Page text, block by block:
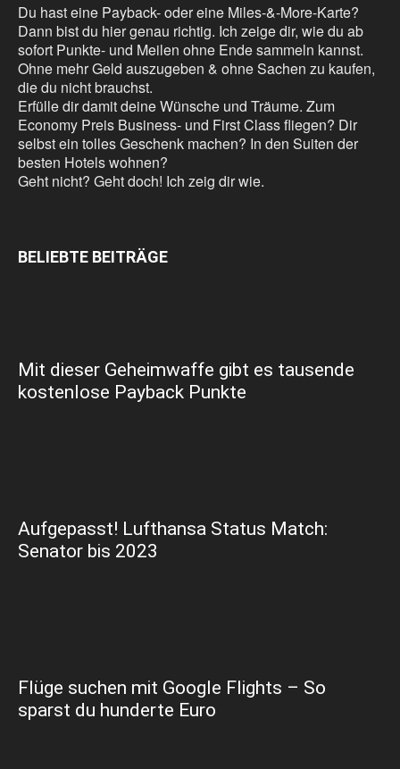
Du hast eine Payback- oder eine Miles-&-More-Karte?
Dann bist du hier genau richtig. Ich zeige dir, wie du ab
sofort Punkte- und Meilen ohne Ende sammeln kannst.
Ohne mehr Geld auszugeben & ohne Sachen zu kaufen,
die du nicht brauchst.
Erfülle dir damit deine Wünsche und Träume. Zum
Economy Preis Business- und First Class fliegen? Dir
selbst ein tolles Geschenk machen? In den Suiten der
besten Hotels wohnen?
Geht nicht? Geht doch! Ich zeig dir wie.
BELIEBTE BEITRÄGE
Mit dieser Geheimwaffe gibt es tausende
kostenlose Payback Punkte
Aufgepasst! Lufthansa Status Match:
Senator bis 2023
Flüge suchen mit Google Flights – So
sparst du hunderte Euro